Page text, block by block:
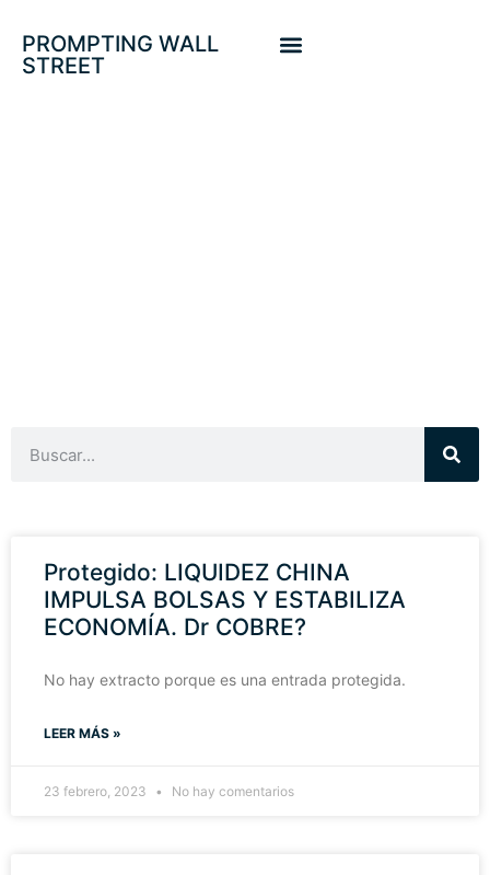
PROMPTING WALL
STREET
Protegido: LIQUIDEZ CHINA
IMPULSA BOLSAS Y ESTABILIZA
ECONOMÍA. Dr COBRE?
No hay extracto porque es una entrada protegida.
LEER MÁS »
23 febrero, 2023 No hay comentarios